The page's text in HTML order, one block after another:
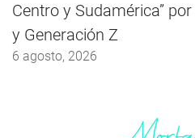
Centro y Sudamérica”
y Generación Z
6 agosto, 2026